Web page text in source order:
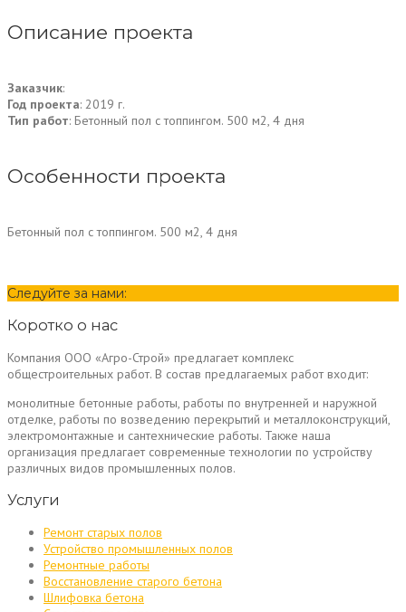
Описание проекта
Заказчик:
Год проекта: 2019 г.
Тип работ: Бетонный пол с топпингом. 500 м2, 4 дня
Особенности проекта
Бетонный пол с топпингом. 500 м2, 4 дня
Следуйте за нами:
Коротко о нас
Компания ООО «Агро-Строй» предлагает комплекс
общестроительных работ. В состав предлагаемых работ входит:
монолитные бетонные работы, работы по внутренней и наружной
отделке, работы по возведению перекрытий и металлоконструкций,
электромонтажные и сантехнические работы. Также наша
организация предлагает современные технологии по устройству
различных видов промышленных полов.
Услуги
Ремонт старых полов
Устройство промышленных полов
Ремонтные работы
Восстановление старого бетона
Шлифовка бетона